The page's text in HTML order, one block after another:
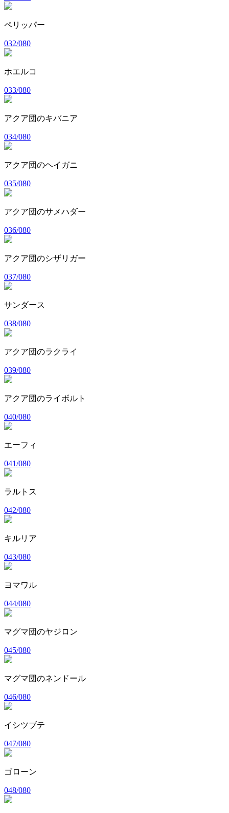
ペリッパー
032/080
ホエルコ
033/080
アクア団のキバニア
034/080
アクア団のヘイガニ
035/080
アクア団のサメハダー
036/080
アクア団のシザリガー
037/080
サンダース
038/080
アクア団のラクライ
039/080
アクア団のライボルト
040/080
エーフィ
041/080
ラルトス
042/080
キルリア
043/080
ヨマワル
044/080
マグマ団のヤジロン
045/080
マグマ団のネンドール
046/080
イシツブテ
047/080
ゴローン
048/080